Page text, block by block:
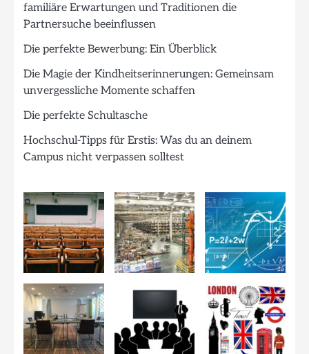
familiäre Erwartungen und Traditionen die
Partnersuche beeinflussen
Die perfekte Bewerbung: Ein Überblick
Die Magie der Kindheitserinnerungen: Gemeinsam
unvergessliche Momente schaffen
Die perfekte Schultasche
Hochschul-Tipps für Erstis: Was du an deinem
Campus nicht verpassen solltest